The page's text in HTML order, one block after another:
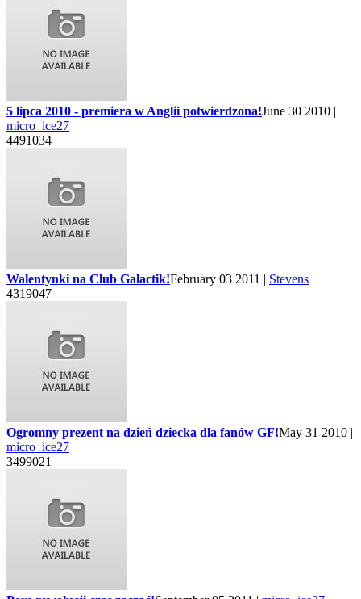
5 lipca 2010 - premiera w Anglii potwierdzona!June 30 2010 |
micro_ice27
4491034
Walentynki na Club Galactik!February 03 2011 | Stevens
4319047
Ogromny prezent na dzień dziecka dla fanów GF!May 31 2010 |
micro_ice27
3499021